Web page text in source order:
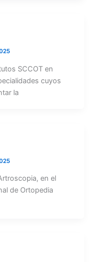
SCCOT en
cuyos
la
en el
de Ortopedia